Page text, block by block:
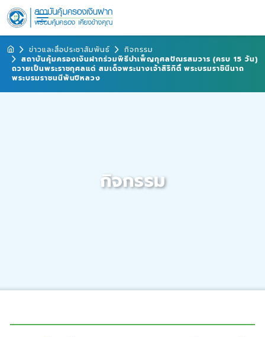
ข่าวและสื่อประชาสัมพันธ์
กิจกรรม
สถาบันคุ้มครองเงินฝากร่วมพิธีบำเพ็ญกุศลปัณรสมวาร (ครบ 15 วัน)
ถวายเป็นพระราชกุศลแด่ สมเด็จพระนางเจ้าสิริกิติ์ พระบรมราชินีนาถ
พระบรมราชนนีพันปีหลวง
กิจกรรม